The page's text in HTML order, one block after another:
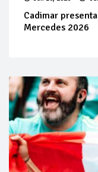
Cadimar
Mercedes 2026